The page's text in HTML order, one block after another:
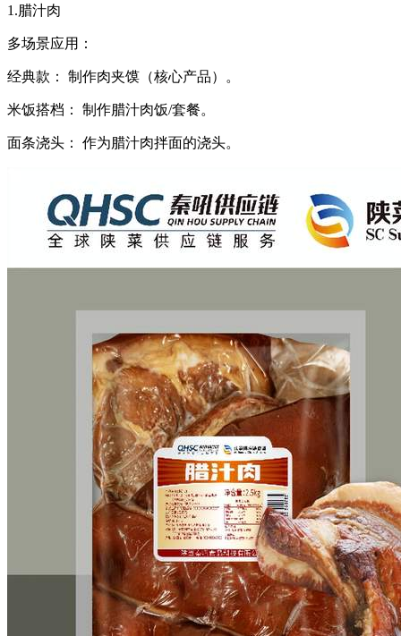
1.腊汁肉
多场景应用：
经典款： 制作肉夹馍（核心产品）。
米饭搭档： 制作腊汁肉饭/套餐。
面条浇头： 作为腊汁肉拌面的浇头。